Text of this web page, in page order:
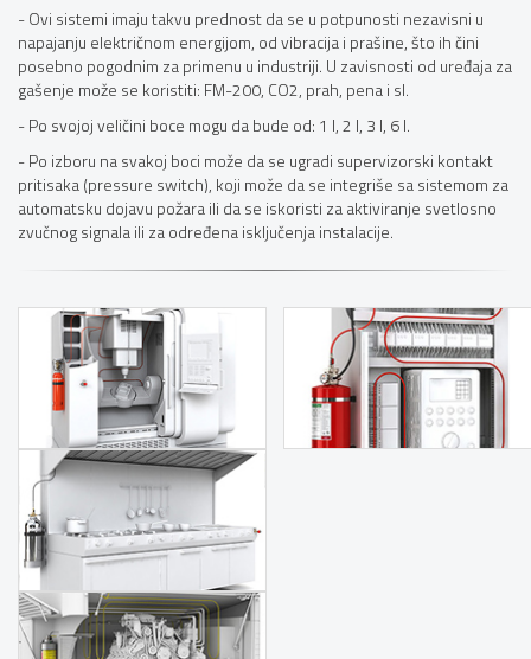
- Ovi sistemi imaju takvu prednost da se u potpunosti nezavisni u
napajanju električnom energijom, od vibracija i prašine, što ih čini
posebno pogodnim za primenu u industriji. U zavisnosti od uređaja za
gašenje može se koristiti: FM-200, CO2, prah, pena i sl.
- Po svojoj veličini boce mogu da bude od: 1 l, 2 l, 3 l, 6 l.
- Po izboru na svakoj boci može da se ugradi supervizorski kontakt
pritisaka (pressure switch), koji može da se integriše sa sistemom za
automatsku dojavu požara ili da se iskoristi za aktiviranje svetlosno
zvučnog signala ili za određena isključenja instalacije.